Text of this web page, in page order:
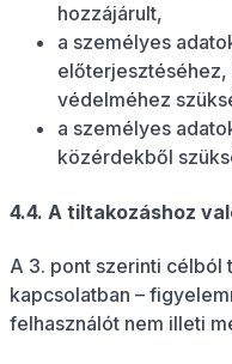
hozzájárult,
a személyes
védelméhez
a személyes
közérdekből
4.4. A tiltakozáshoz
A 3. pont szerinti
kapcsolatban –
felhasználót nem illeti